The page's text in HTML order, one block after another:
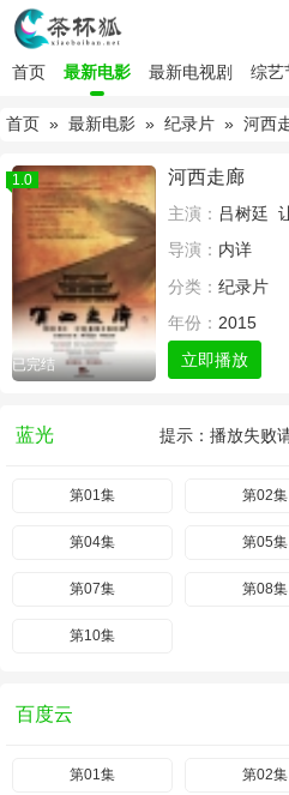
首页 最新电影 最新电视剧 综艺
首页 » 最新电影 » 纪录片 » 河西
1.0
已完结
河西走廊
主演： 吕树廷
导演： 内详
分类： 纪录片
年份： 2015
立即播放
蓝光 提示：播放失败
第01集 第02集
第04集 第05集
第07集 第08集
第10集
百度云
第01集 第02集